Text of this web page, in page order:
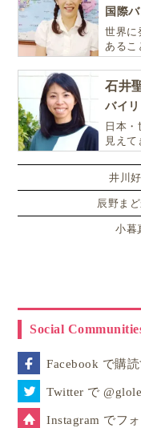
国際
世界に
あるこ
石井
日本
見え
井川
辰野ま
小暮
Social
Facebook で購
Twitter で
Instagram でフ